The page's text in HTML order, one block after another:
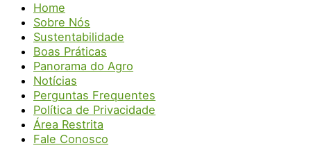
Home
Sobre Nós
Sustentabilidade
Boas Práticas
Panorama do Agro
Notícias
Perguntas Frequentes
Política de Privacidade
Área Restrita
Fale Conosco